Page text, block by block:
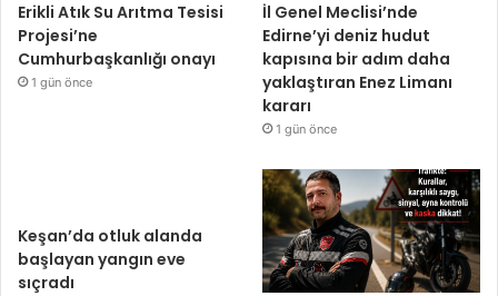
Erikli Atık Su Arıtma Tesisi
Projesi’ne
Cumhurbaşkanlığı onayı
1 gün önce
İl Genel Meclisi’nde
Edirne’yi deniz hudut
kapısına bir adım daha
yaklaştıran Enez Limanı
kararı
1 gün önce
Keşan’da otluk alanda
başlayan yangın eve
sıçradı